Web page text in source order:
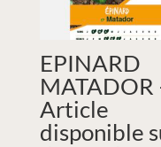
EPINARD
MATADOR
Article
disponible